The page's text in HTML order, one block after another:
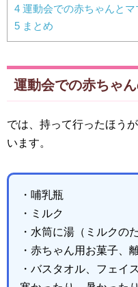
4 運動会での赤ちゃんとマ
5 まとめ
運動会での赤ちゃ
では、持って行ったほう
います。
・哺乳瓶
・ミルク
・水筒に湯（ミルクの
・赤ちゃん用お菓子、
・バスタオル、フェイ